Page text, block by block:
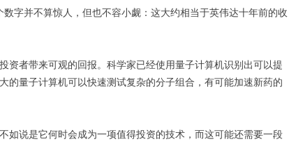
并不算惊人，但也不容小觑：这大约相当于英伟达十年前的收
资者带来可观的回报。科学家已经使用量子计算机识别出可以提
的量子计算机可以快速测试复杂的分子组合，有可能加速新药的
如说是它何时会成为一项值得投资的技术，而这可能还需要一段